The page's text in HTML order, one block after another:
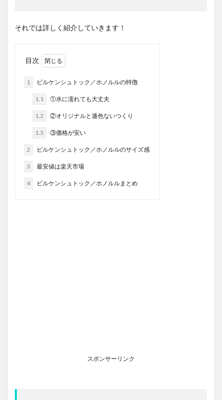
それでは詳しく紹介していきます！
目次
1 ビルケンシュトック／ホノルルの特徴
1.1 ①水に濡れても大丈夫
1.2 ②オリジナルと遜色ないつくり
1.3 ③価格が安い
2 ビルケンシュトック／ホノルルのサイズ感
3 最安値は楽天市場
4 ビルケンシュトック／ホノルルまとめ
スポンサーリンク